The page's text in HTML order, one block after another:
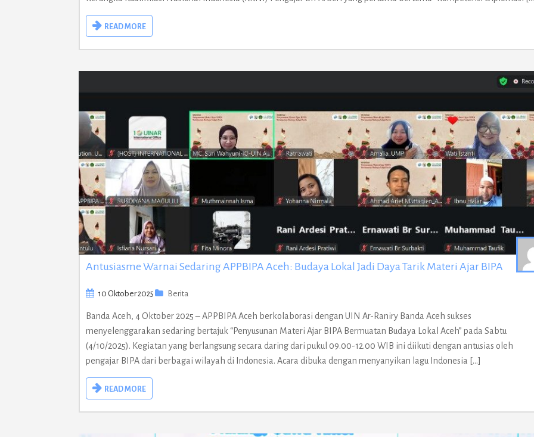
READ MORE
Antusiasme Warnai Sedaring APPBIPA Aceh: Budaya Lokal Jadi Daya Tarik Materi Ajar BIPA
10 Oktober 2025 Berita
Banda Aceh, 4 Oktober 2025 – APPBIPA Aceh berkolaborasi dengan UIN Ar-Raniry Banda Aceh sukses
menyelenggarakan sedaring bertajuk “Penyusunan Materi Ajar BIPA Bermuatan Budaya Lokal Aceh” pada Sabtu
(4/10/2025). Kegiatan yang berlangsung secara daring dari pukul 09.00-12.00 WIB ini diikuti dengan antusias oleh
pengajar BIPA dari berbagai wilayah di Indonesia. Acara dibuka dengan menyanyikan lagu Indonesia […]
READ MORE